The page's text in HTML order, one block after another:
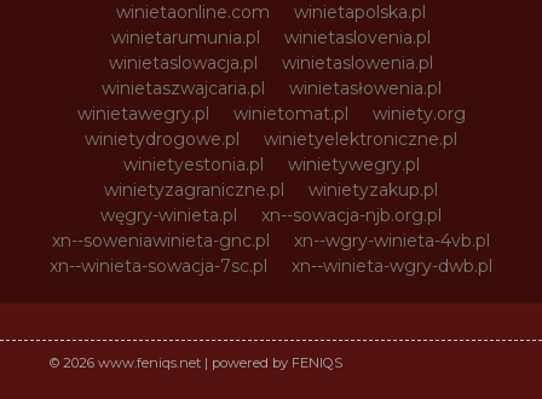
winietaonline.com
winietapolska.pl
winietarumunia.pl
winietaslovenia.pl
winietaslowacja.pl
winietaslowenia.pl
winietaszwajcaria.pl
winietasłowenia.pl
winietawegry.pl
winietomat.pl
winiety.org
winietydrogowe.pl
winietyelektroniczne.pl
winietyestonia.pl
winietywegry.pl
winietyzagraniczne.pl
winietyzakup.pl
węgry-winieta.pl
xn--sowacja-njb.org.pl
xn--soweniawinieta-gnc.pl
xn--wgry-winieta-4vb.pl
xn--winieta-sowacja-7sc.pl
xn--winieta-wgry-dwb.pl
© 2026 www.feniqs.net | powered by FENIQS